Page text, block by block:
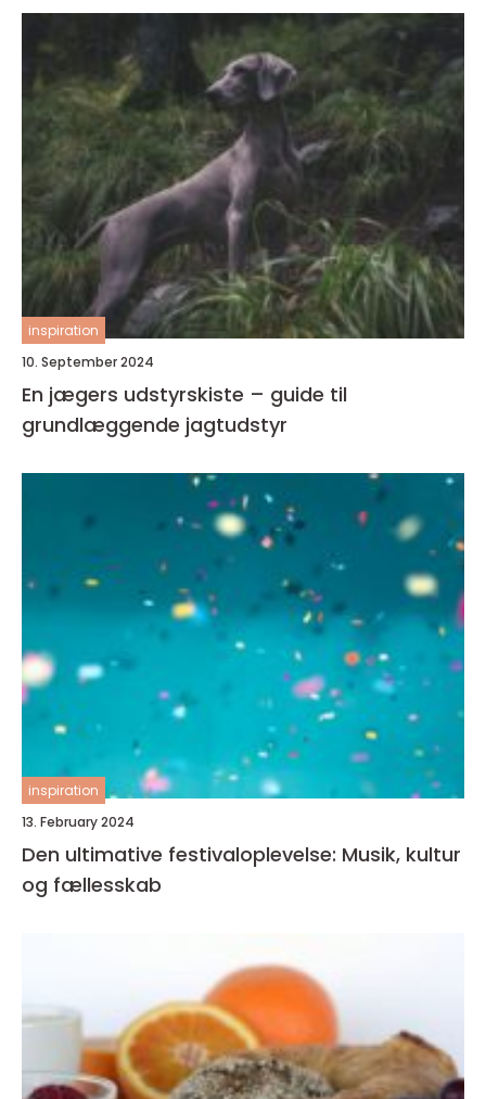
inspiration
10. September 2024
En jægers udstyrskiste – guide til
grundlæggende jagtudstyr
inspiration
13. February 2024
Den ultimative festivaloplevelse: Musik, kultur
og fællesskab